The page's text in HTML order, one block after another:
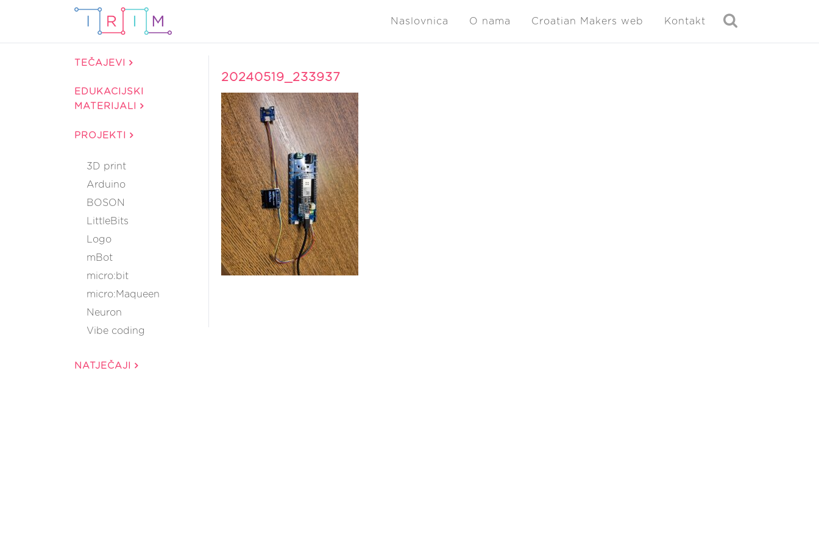
Naslovnica O nama Croatian Makers web Kontakt
TEČAJEVI
EDUKACIJSKI
MATERIJALI
PROJEKTI
3D print
Arduino
BOSON
LittleBits
Logo
mBot
micro:bit
micro:Maqueen
Neuron
Vibe coding
NATJEČAJI
20240519_233937